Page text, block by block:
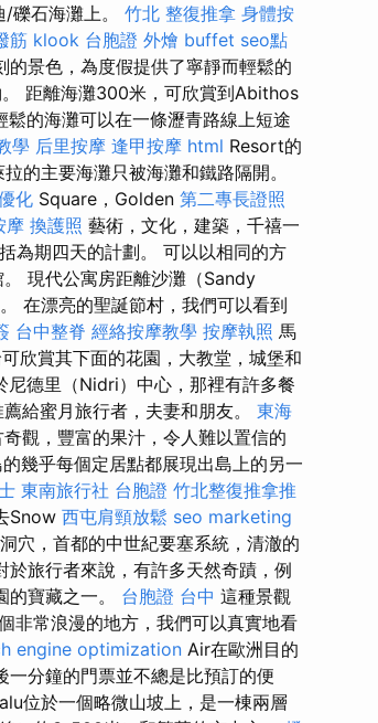
礫石海灘上。 竹北 整復推拿 身體按
筋 klook 台胞證 外燴 buffet seo點
景色，為度假提供了寧靜而輕鬆的
距離海灘300米，可欣賞到Abithos
鬆的海灘可以在一條瀝青路線上短途
學 后里按摩 逢甲按摩 html Resort的
拉的主要海灘只被海灘和鐵路隔開。
化 Square，Golden 第二專長證照
摩 換護照 藝術，文化，建築，千禧一
為期四天的計劃。 可以以相同的方
現代公寓房距離沙灘（Sandy
在漂亮的聖誕節村，我們可以看到
台中整脊 經絡按摩教學 按摩執照 馬
欣賞其下面的花園，大教堂，城堡和
尼德里（Nidri）中心，那裡有許多餐
給蜜月旅行者，夫妻和朋友。 東海
觀，豐富的果汁，令人難以置信的
幾乎每個定居點都展現出島上的另一
東南旅行社 台胞證 竹北整復推拿推
Snow 西屯肩頸放鬆 seo marketing
穴，首都的中世紀要塞系統，清澈的
於旅行者來說，有許多天然奇蹟，例
的寶藏之一。 台胞證 台中 這種景觀
非常浪漫的地方，我們可以真實地看
engine optimization Air在歐洲目的
一分鐘的門票並不總是比預訂的便
位於一個略微山坡上，是一棟兩層